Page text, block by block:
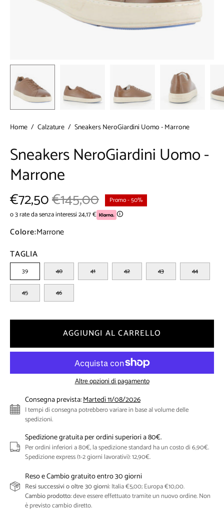
Home / Calzature / Sneakers NeroGiardini Uomo - Marrone
Sneakers NeroGiardini Uomo -
Marrone
€72,50€145,00 Promo-50%
o 3 rate da senza interessi 24,17 € 🛈
Colore:Marrone
TAGLIA
39 40 41 42 43 44
45 46
AGGIUNGI AL CARRELLO
Altre opzioni di pagamento
Consegna prevista:Martedì 11/08/2026
I tempi di consegna potrebbero variare in base al volume delle
spedizioni.
Spedizione gratuita per ordini superiori a 80€.
Per ordini inferiori a 80€, la spedizione standard ha un costo di 6,90€.
Spedizione express (1-2 giorni lavorativi): 12,90€.
Reso e Cambio gratuito entro 30 giorni
Resi successivi o oltre 30 giorni:Italia €5,00; Europa €10,00.
Cambio prodotto:deve essere effettuato tramite un nuovo ordine. Non
è previsto cambio diretto.